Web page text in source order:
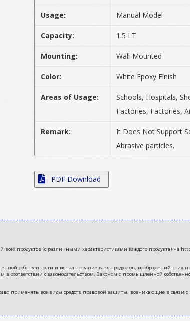
Usage: Manual Model
Capacity: 1.5 LT
Mounting: Wall-Mounted
Color: White Epoxy Finish
Areas of Usage:
Schools, Hospitals,
Factories, Factories,
Remark:
It Does Not Support
Abrasive particles.
PDF Download
всех продуктов (с различными характеристиками каждого продукта)
собственности и использование всех продуктов, изображений этих
соответствии с законодательством, Законом о промышленной
применять все виды средств правовой защиты, возникающие в связи